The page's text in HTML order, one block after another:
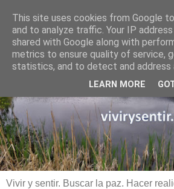
Vivir y sentir. Buscar la paz. Hacer
This site uses cookies from Google
and to analyze traffic. Your IP
shared with Google along with
metrics to ensure quality of service,
statistics, and to detect and address
LEARN MORE